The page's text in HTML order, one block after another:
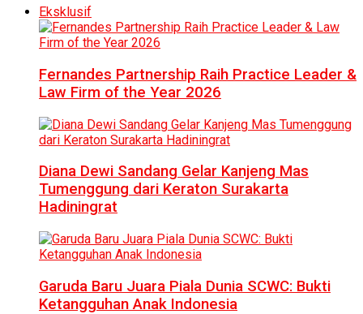
Eksklusif
Fernandes Partnership Raih Practice Leader &
Law Firm of the Year 2026
Diana Dewi Sandang Gelar Kanjeng Mas
Tumenggung dari Keraton Surakarta
Hadiningrat
Garuda Baru Juara Piala Dunia SCWC: Bukti
Ketangguhan Anak Indonesia